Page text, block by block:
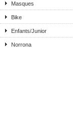
Masques
Bike
Enfants/Junior
Norrona